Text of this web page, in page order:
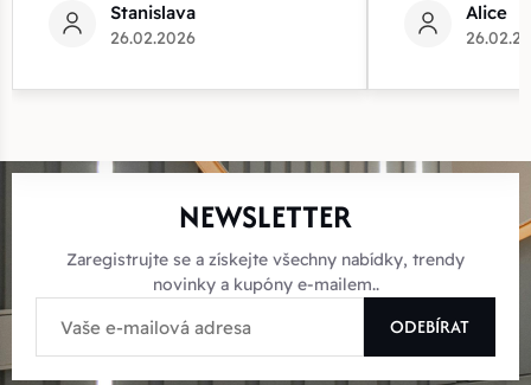
Stanislava
26.02.2026
Alice
NEWSLETTER
Zaregistrujte se a získejte všechny nabídky, trendy
novinky a kupóny e-mailem..
ODEBÍRAT